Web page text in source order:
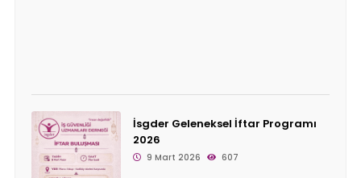
İsgder Geleneksel İftar Programı
2026
9 Mart 2026 607